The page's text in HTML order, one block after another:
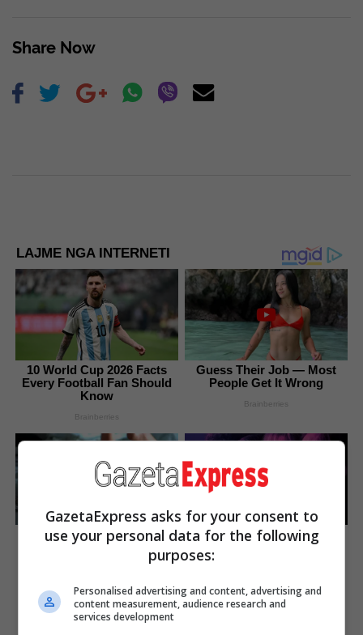
Share Now
LAJME NGA INTERNETI
10 World Cup 2026 Facts
Every Football Fan Should
Know
Brainberries
Guess Their Job — Most
People Get It Wrong
Brainberries
Unleashing Her Passion:
Demi Moore's 8 Sultriest
8 Movies Based On Real
Stories That Give Us
The Most Unexpected
Wedding Dance Moments
GazetaExpress asks for your consent to
use your personal data for the following
purposes:
Personalised advertising and content, advertising and
content measurement, audience research and
services development